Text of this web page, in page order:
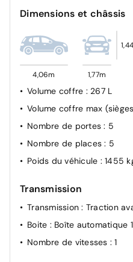
Dimensions et châssis
4,06m 1,77m
Volume coffre : 267 L
Volume coffre max
Nombre de portes: 5
Nombre de places: 5
Poids du véhicule : 1455
Transmission
Transmission: Traction
Boite : Boîte automatique
Nombre de vitesses : 1